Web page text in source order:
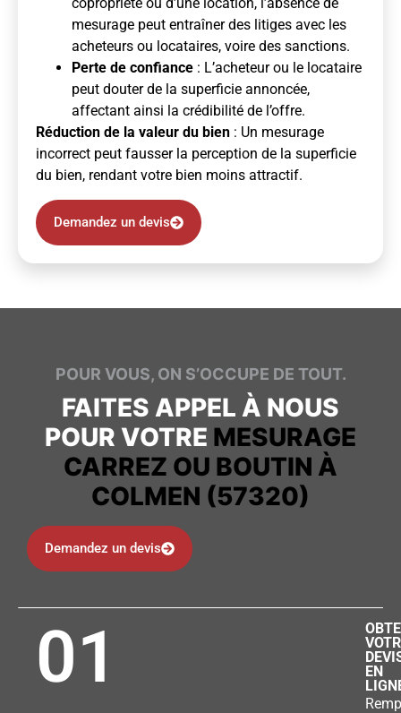
mesurage peut entraîner des litiges avec les
acheteurs ou locataires, voire des sanctions.
Perte de confiance : L’acheteur ou le locataire
peut douter de la superficie annoncée,
affectant ainsi la crédibilité de l’offre.
Réduction de la valeur du bien : Un mesurage
incorrect peut fausser la perception de la superficie
du bien, rendant votre bien moins attractif.
Demandez un devis
POUR VOUS, ON S’OCCUPE DE TOUT.
FAITES APPEL À NOUS
POUR VOTRE MESURAGE
CARREZ OU BOUTIN À
COLMEN (57320)
Demandez un devis
01
EN